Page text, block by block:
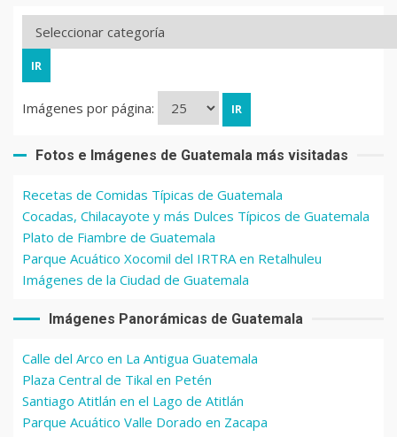
Imágenes por página:
Fotos e Imágenes de Guatemala más visitadas
Recetas de Comidas Típicas de Guatemala
Cocadas, Chilacayote y más Dulces Típicos de Guatemala
Plato de Fiambre de Guatemala
Parque Acuático Xocomil del IRTRA en Retalhuleu
Imágenes de la Ciudad de Guatemala
Imágenes Panorámicas de Guatemala
Calle del Arco en La Antigua Guatemala
Plaza Central de Tikal en Petén
Santiago Atitlán en el Lago de Atitlán
Parque Acuático Valle Dorado en Zacapa